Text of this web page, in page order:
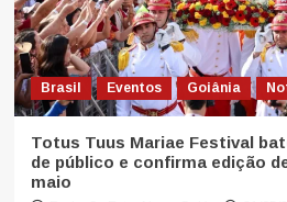
Brasil Eventos Goiânia
Totus Tuus Mariae Festival
de público e confirma edição
maio